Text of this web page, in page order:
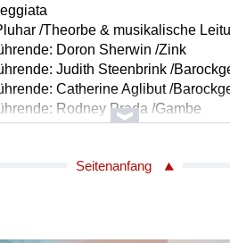
/Theorbe & musikalische
Doron Sherwin /Zink
Judith Steenbrink /
Catherine Aglibut /
Rodney Prada /Gambe
Josetxu Obregon /
Josep Maria Marti Duran /
Haru Kitamika /Cembalo &
Seitenanfang